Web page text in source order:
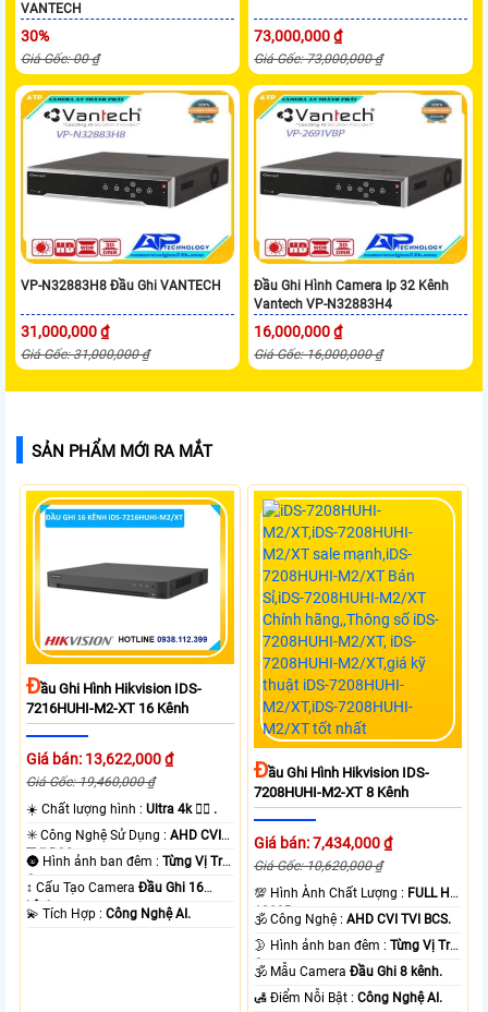
VANTECH
30%
Giá Gốc: 00 ₫
73,000,000 ₫
Giá Gốc: 73,000,000 ₫
VP-N32883H8 Đầu Ghi VANTECH
31,000,000 ₫
Giá Gốc: 31,000,000 ₫
Đầu Ghi Hình Camera Ip 32 Kênh
Vantech VP-N32883H4
16,000,000 ₫
Giá Gốc: 16,000,000 ₫
SẢN PHẨM MỚI RA MẮT
ĐẦu Ghi Hình Hikvision IDS-
7216HUHI-M2-XT 16 Kênh
Giá bán: 13,622,000 ₫
Giá Gốc: 19,460,000 ₫
☀️ Chất lượng hình :Ultra 4k 👍🏾 .
✳️ Công Nghệ Sử Dụng :AHD CVI
TVI BCS.
🌚 Hình ảnh ban đêm :Từng Vị Trí
Camera .
↕️ Cấu Tạo CameraĐầu Ghi 16
kênh.
️💫 Tích Hợp :Công Nghệ AI.
ĐẦu Ghi Hình Hikvision IDS-
7208HUHI-M2-XT 8 Kênh
Giá bán: 7,434,000 ₫
Giá Gốc: 10,620,000 ₫
💯 Hình Ành Chất Lượng : FULL HD
1080P .
🕉️ Công Nghệ :AHD CVI TVI BCS.
🌛 Hình ảnh ban đêm :Từng Vị Trí
Camera .
🕉️ Mẫu CameraĐầu Ghi 8 kênh.
️🛃 Điểm Nỗi Bật :Công Nghệ AI.